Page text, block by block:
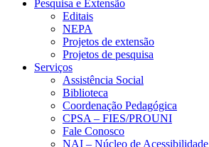
Pesquisa e Extensão
Editais
NEPA
Projetos de extensão
Projetos de pesquisa
Serviços
Assistência Social
Biblioteca
Coordenação Pedagógica
CPSA – FIES/PROUNI
Fale Conosco
NAI – Núcleo de Acessibilidade